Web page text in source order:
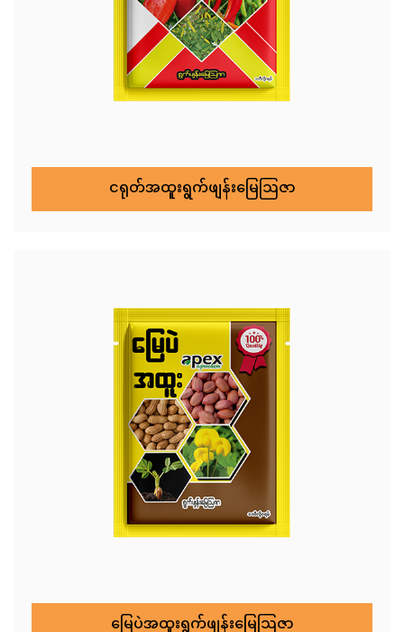
ငရုတ်အထူးရွက်ဖျန်းမြေဩဇာ
မြေပဲအထူးရွက်ဖျန်းမြေဩဇာ